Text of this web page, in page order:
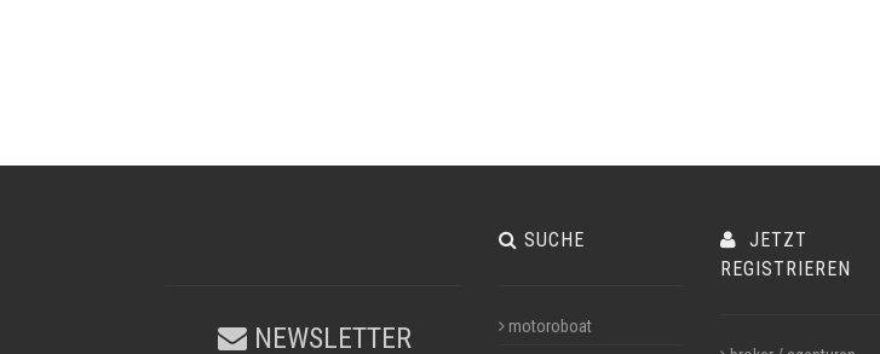
NEWSLETTER
SUCHE
motoroboat
JETZT
REGISTRIEREN